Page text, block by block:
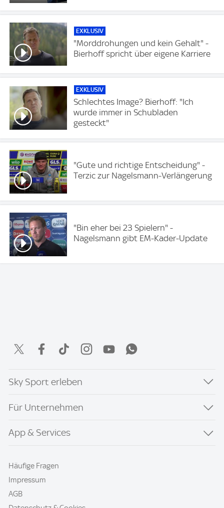
EXKLUSIV
"Morddrohungen und kein Gehalt" -
Bierhoff spricht über eigene Karriere
EXKLUSIV
Schlechtes Image? Bierhoff: "Ich
wurde immer in Schubladen
gesteckt"
"Gute und richtige Entscheidung" -
Terzic zur Nagelsmann-Verlängerung
"Bin eher bei 23 Spielern" -
Nagelsmann gibt EM-Kader-Update
Sky Sport erleben
Für Unternehmen
App & Services
Häufige Fragen
Impressum
AGB